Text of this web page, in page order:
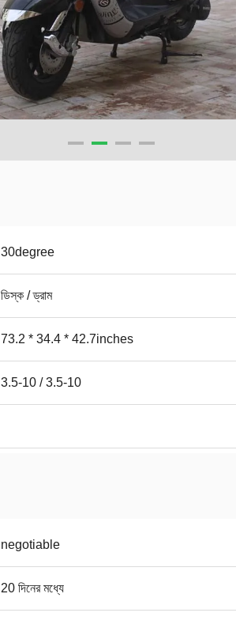
30degree
ডিস্ক / ড্রাম
73.2 * 34.4 * 42.7inches
3.5-10 / 3.5-10
negotiable
20 দিনের মধ্যে